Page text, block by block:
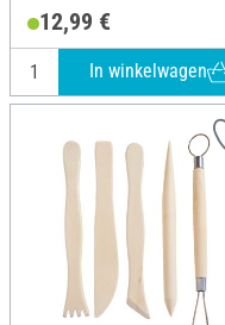
12,99 €
In winkelwagen